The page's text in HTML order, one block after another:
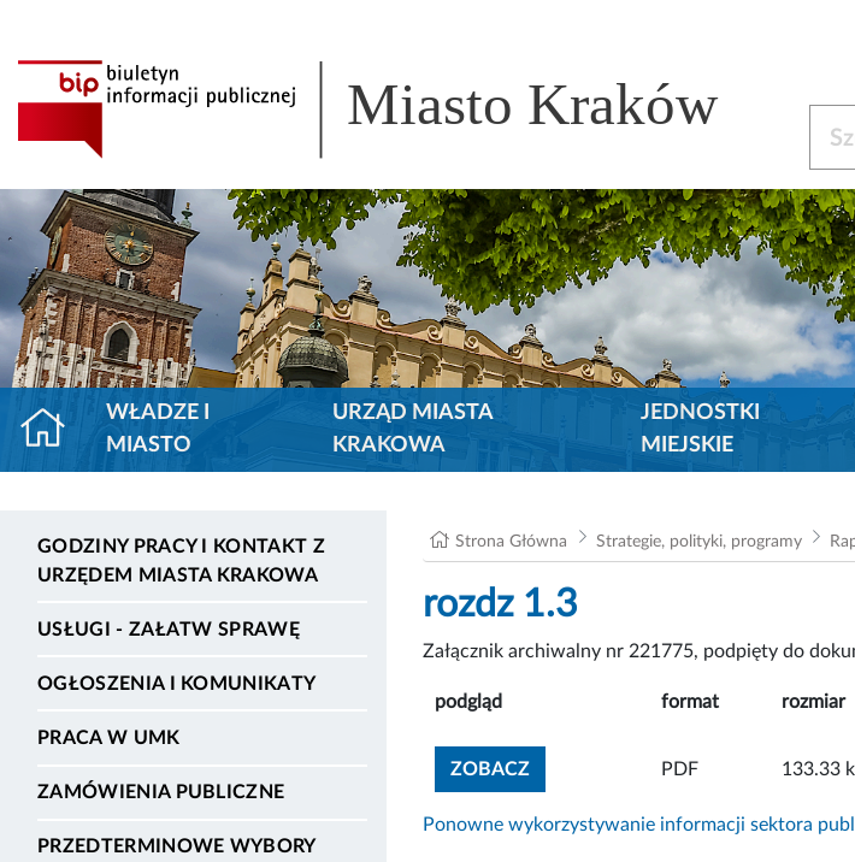
Miasto Kraków
WŁADZE I
MIASTO
URZĄD MIASTA
KRAKOWA
JEDNOSTKI
MIEJSKIE
GODZINY PRACY I KONTAKT Z
URZĘDEM MIASTA KRAKOWA
USŁUGI - ZAŁATW SPRAWĘ
OGŁOSZENIA I KOMUNIKATY
PRACA W UMK
ZAMÓWIENIA PUBLICZNE
PRZEDTERMINOWE WYBORY
Strona Główna Strategie, polityki, programy
rozdz 1.3
Załącznik archiwalny nr 221775, podpięty do
podgląd format rozmiar
ZOBACZZOBACZ ZAŁĄCZNIK
PDF 133.33
Ponowne wykorzystywanie informacji sektora